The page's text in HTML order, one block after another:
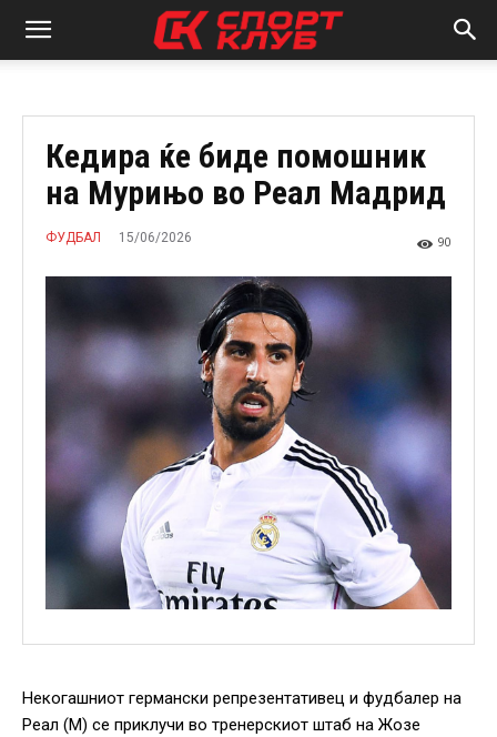
Кедира ќе биде помошник
на Мурињо во Реал Мадрид
ФУДБАЛ 15/06/2026 90
Некогашниот германски репрезентативец и фудбалер на
Реал (М) се приклучи во тренерскиот штаб на Жозе